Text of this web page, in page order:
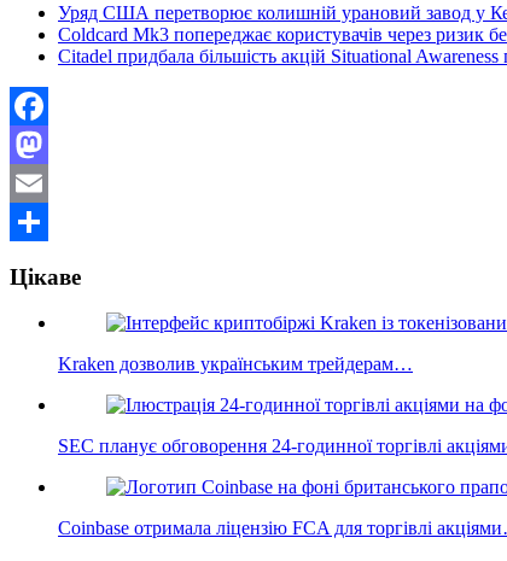
Уряд США перетворює колишній урановий завод у
Coldcard Mk3 попереджає користувачів через ризик
Citadel придбала більшість акцій Situational Awareness
Facebook
Mastodon
Email
Цікаве
Kraken дозволив українським трейдерам…
SEC планує обговорення 24-годинної торгівлі
Coinbase отримала ліцензію FCA для торгівлі